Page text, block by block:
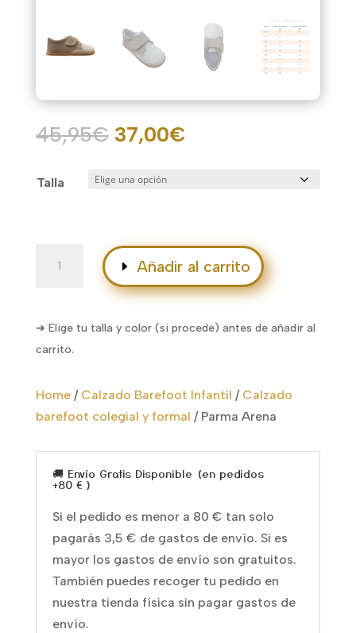
45,95€ El
original
37,00€El
Talla
Añadir al carrito
➜ Elige tu talla y color (si procede) antes de añadir al
carrito.
Home/ Calzado Barefoot Infantil / Calzado
barefoot colegial y formal / Parma Arena
🚚 Envío Gratis Disponible (en pedidos
+80 € )
Si el pedido es menor a 80 € tan solo
pagarás 3,5 € de gastos de envío. Si es
mayor los gastos de envío son gratuitos.
También puedes recoger tu pedido en
nuestra tienda física sin pagar gastos de
envío.